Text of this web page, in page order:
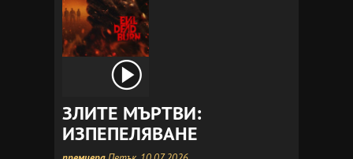
ЗЛИТЕ МЪРТВИ:
ИЗПЕПЕЛЯВАНЕ